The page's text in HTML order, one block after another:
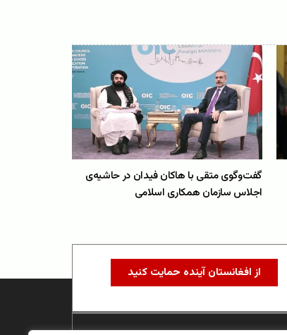
گفت‌وگوی متقی با هاکان فیدان در حاشیه‌ی
اجلاس سازمان همکاری اسلامی
از افغانستان آینده حمایت کنید